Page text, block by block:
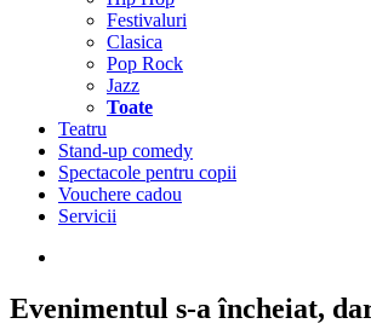
Festivaluri
Clasica
Pop Rock
Jazz
Toate
Teatru
Stand-up comedy
Spectacole pentru copii
Vouchere cadou
Servicii
Evenimentul s-a încheiat,